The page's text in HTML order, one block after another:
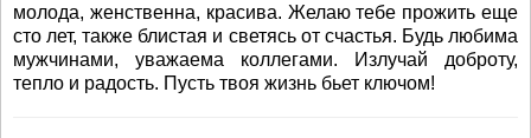
молода, женственна, красива. Желаю тебе прожить еще
сто лет, также блистая и светясь от счастья. Будь любима
мужчинами, уважаема коллегами. Излучай доброту,
тепло и радость. Пусть твоя жизнь бьет ключом!